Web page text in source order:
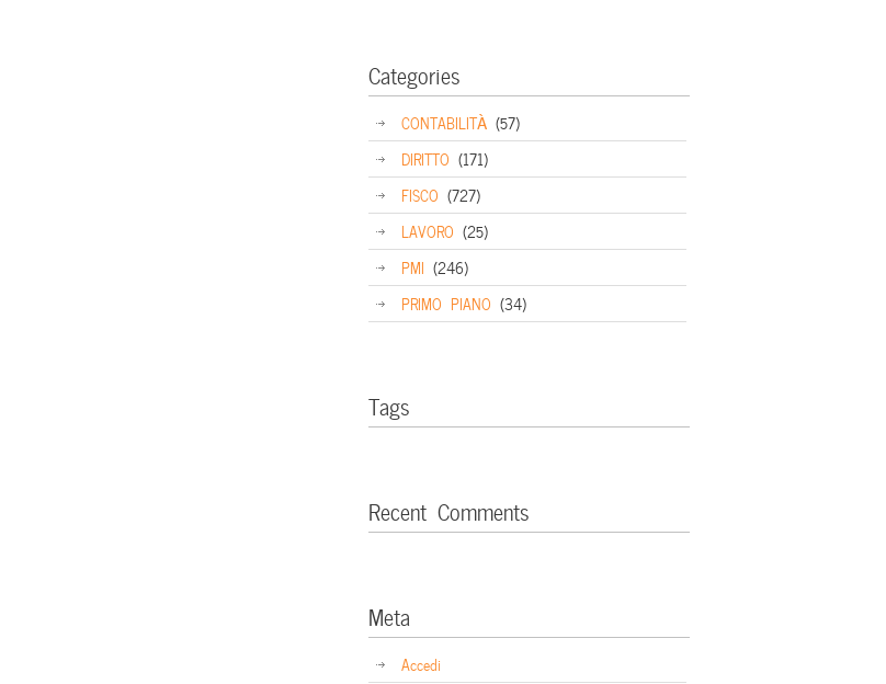
Categories
CONTABILITÀ (57)
DIRITTO (171)
FISCO (727)
LAVORO (25)
PMI (246)
PRIMO PIANO (34)
Tags
Recent Comments
Meta
Accedi